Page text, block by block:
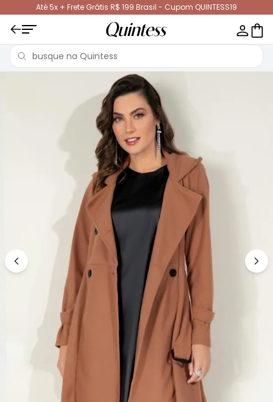
Até 5x + Frete Grátis R$ 199 Brasil - Cupom QUINTESS19